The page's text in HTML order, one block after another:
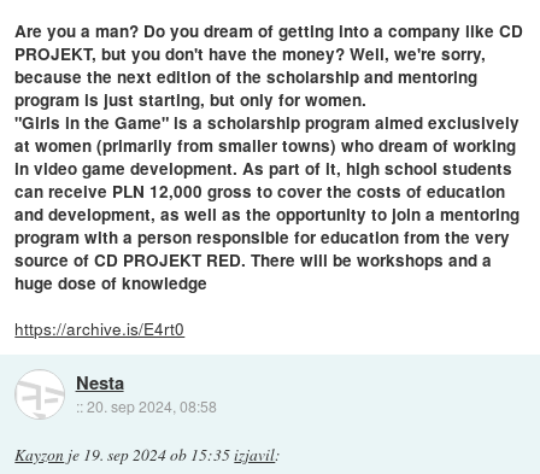
Are you a man? Do you dream of getting into a company like CD
PROJEKT, but you don't have the money? Well, we're sorry,
because the next edition of the scholarship and mentoring
program is just starting, but only for women.
"Girls in the Game" is a scholarship program aimed exclusively
at women (primarily from smaller towns) who dream of working
in video game development. As part of it, high school students
can receive PLN 12,000 gross to cover the costs of education
and development, as well as the opportunity to join a mentoring
program with a person responsible for education from the very
source of CD PROJEKT RED. There will be workshops and a
huge dose of knowledge
https://archive.is/E4rt0
Nesta
::20. sep 2024, 08:58
Kayzon je 19. sep 2024 ob 15:35izjavil: